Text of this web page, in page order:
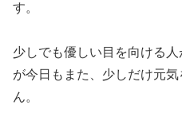
す。
少しでも優しい目を向ける
が今日もまた、少しだけ元
ん。